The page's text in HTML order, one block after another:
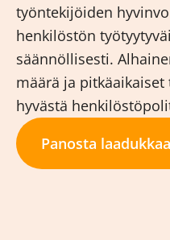
työntekijöiden
henkilöstön
säännöllisesti.
määrä ja
hyvästä
Panosta